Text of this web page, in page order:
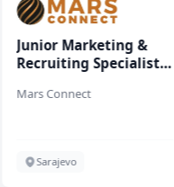
Junior Marketing &
Recruiting Specialist
Mars Connect
Sarajevo